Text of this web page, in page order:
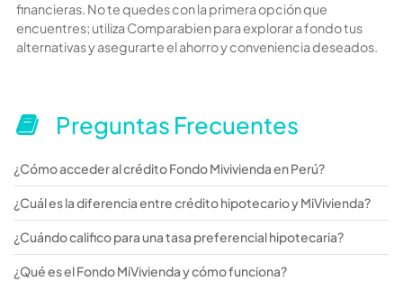
financieras. No te quedes con la primera opción que
encuentres; utiliza Comparabien para explorar a fondo tus
alternativas y asegurarte el ahorro y conveniencia deseados.
Preguntas Frecuentes
¿Cómo acceder al crédito Fondo Mivivienda en Perú?
¿Cuál es la diferencia entre crédito hipotecario y MiVivienda?
¿Cuándo califico para una tasa preferencial hipotecaria?
¿Qué es el Fondo MiVivienda y cómo funciona?